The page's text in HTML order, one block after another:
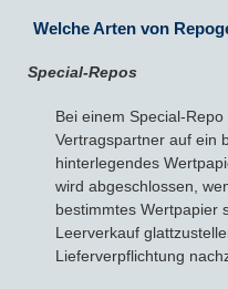
Welche Arten von
Special-Repos
Bei einem Special-
Vertragspartner auf ein
hinterlegendes
wird abgeschlossen,
bestimmtes Wertpapier
Leerverkauf
Lieferverpflichtung